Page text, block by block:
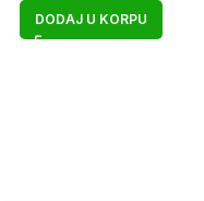
DODAJ U KORPU